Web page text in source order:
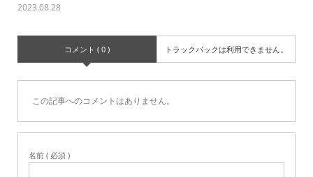
2023.08.28
コメント ( 0 ) トラックバックは利用できません。
この記事へのコメントはありません。
名前 ( 必須 )